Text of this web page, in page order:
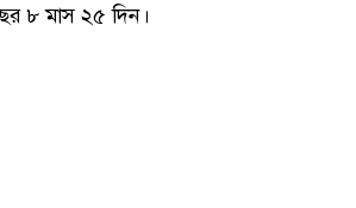
৮ মাস ২৫ দিন।